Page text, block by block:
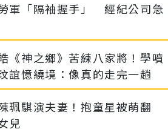
軍「隔袖握手」 經紀公司急
《神之鄉》苦練八家將！學噴
憶繞境：像真的走完一趟
珮騏演夫妻！抱童星被萌翻
兒